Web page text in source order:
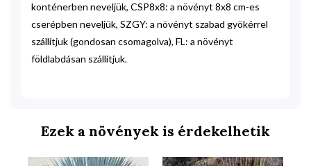
konténerben neveljük, CSP8x8: a növényt 8x8 cm-es
cserépben neveljük, SZGY: a növényt szabad gyökérrel
szállítjuk (gondosan csomagolva), FL: a növényt
földlabdásan szállítjuk.
Ezek a növények is érdekelhetik